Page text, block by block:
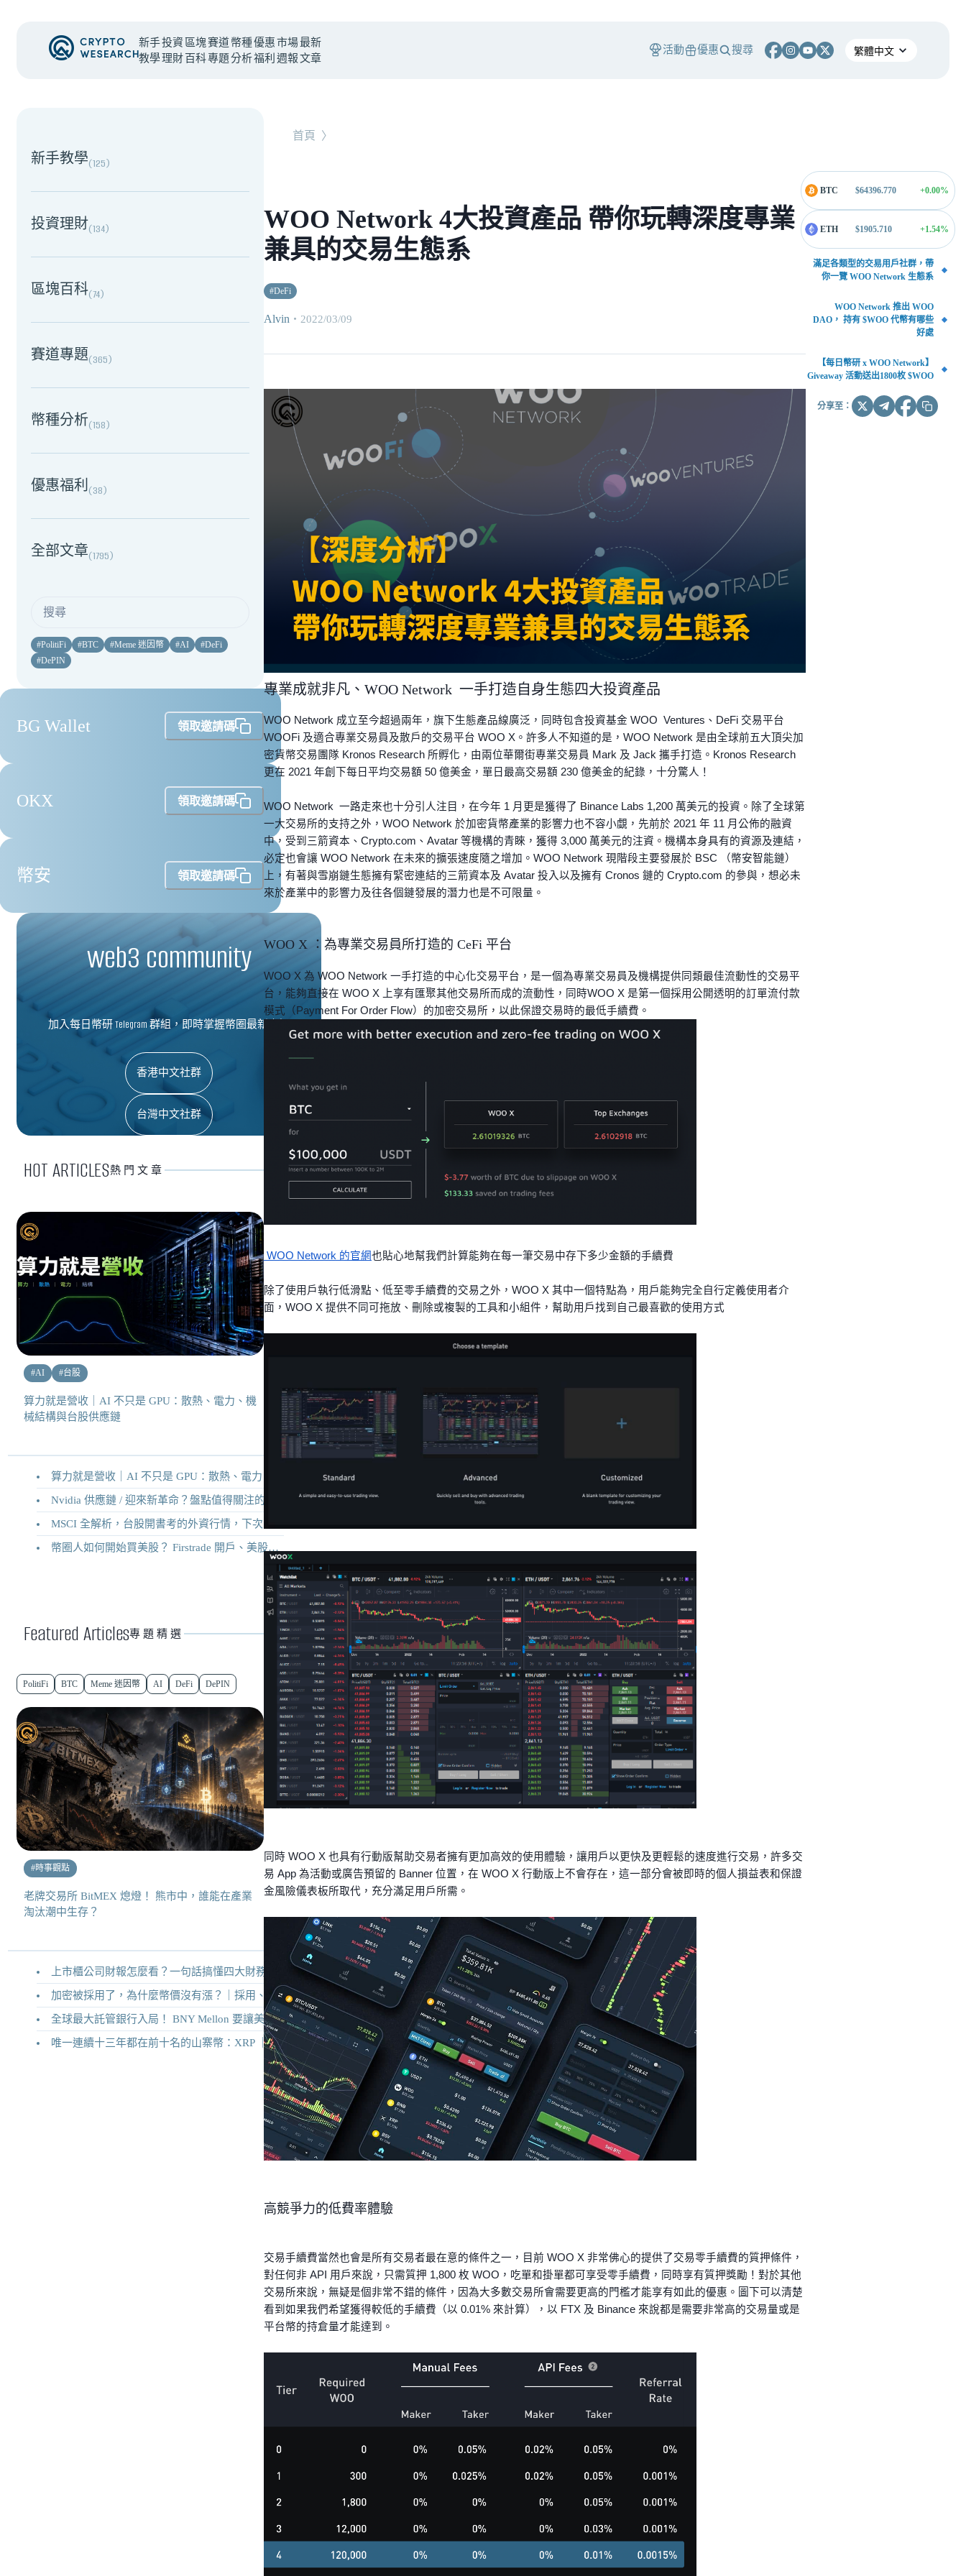
新手
教學
投資
理財
區塊
百科
賽道
專題
幣種
分析
優惠
福利
市場
週報
最新
文章
活動 優惠 搜尋
NEW EVENT
新手教學(125)
投資理財(134)
區塊百科(74)
賽道專題(365)
幣種分析(158)
優惠福利(38)
全部文章(1795)
#PolitiFi #BTC #Meme 迷因幣 #AI #DeFi
#DePIN
BG Wallet 領取邀請碼
OKX 領取邀請碼
幣安 領取邀請碼
web3 community
加入每日幣研 Telegram 群組，即時掌握幣圈最新資訊
香港中文社群
台灣中文社群
HOT ARTICLES熱門文章
#AI #台股
算力就是營收｜AI 不只是 GPU：散熱、電力、機
械結構與台股供應鏈
算力就是營收｜AI 不只是 GPU：散熱、電力、機械結構與台股供應鏈
Nvidia 供應鏈 / 迎來新革命？盤點值得關注的二十家供應鏈企業
MSCI 全解析，台股開書考的外資行情，下次調整你準備好了嗎？
幣圈人如何開始買美股？ Firstrade 開戶、美股交易機制完整教學
Featured Articles專題精選
PolitiFi BTC Meme 迷因幣 AI DeFi DePIN
#時事觀點
老牌交易所 BitMEX 熄燈！ 熊市中，誰能在產業
淘汰潮中生存？
上市櫃公司財報怎麼看？一句話搞懂四大財務報表
加密被採用了，為什麼幣價沒有漲？｜採用、收入與代幣價值捕獲
全球最大託管銀行入局！ BNY Mellon 要讓美債交易 24/7 不打烊
唯一連續十三年都在前十名的山寨幣：XRP ｜Ripple 2026 介紹
首頁 〉
WOO Network 4大投資產品 帶你玩轉深度專業
兼具的交易生態系
#DeFi
Alvin ・ 2022/03/09
專業成就非凡、WOO Network 一手打造自身生態四大投資產品
WOO Network 成立至今超過兩年，旗下生態產品線廣泛，同時包含投資基金 WOO Ventures、DeFi 交易平台
WOOFi 及適合專業交易員及散戶的交易平台 WOO X。許多人不知道的是，WOO Network 是由全球前五大頂尖加
密貨幣交易團隊 Kronos Research 所孵化，由兩位華爾街專業交易員 Mark 及 Jack 攜手打造。Kronos Research
更在 2021 年創下每日平均交易額 50 億美金，單日最高交易額 230 億美金的紀錄，十分驚人！
WOO Network 一路走來也十分引人注目，在今年 1 月更是獲得了 Binance Labs 1,200 萬美元的投資。除了全球第
一大交易所的支持之外，WOO Network 於加密貨幣產業的影響力也不容小覷，先前於 2021 年 11 月公佈的融資
中，受到三箭資本、Crypto.com、Avatar 等機構的青睞，獲得 3,000 萬美元的注資。機構本身具有的資源及連結，
必定也會讓 WOO Network 在未來的擴張速度隨之增加。WOO Network 現階段主要發展於 BSC （幣安智能鏈）
上，有著與雪崩鏈生態擁有緊密連結的三箭資本及 Avatar 投入以及擁有 Cronos 鏈的 Crypto.com 的參與，想必未
來於產業中的影響力及往各個鏈發展的潛力也是不可限量。
WOO X ：為專業交易員所打造的 CeFi 平台
WOO X 為 WOO Network 一手打造的中心化交易平台，是一個為專業交易員及機構提供同類最佳流動性的交易平
台，能夠直接在 WOO X 上享有匯聚其他交易所而成的流動性，同時WOO X 是第一個採用公開透明的訂單流付款
模式（Payment For Order Flow）的加密交易所，以此保證交易時的最低手續費。
WOO Network 的官網也貼心地幫我們計算能夠在每一筆交易中存下多少金額的手續費
除了使用戶執行低滑點、低至零手續費的交易之外，WOO X 其中一個特點為，用戶能夠完全自行定義使用者介
面，WOO X 提供不同可拖放、刪除或複製的工具和小組件，幫助用戶找到自己最喜歡的使用方式
同時 WOO X 也具有行動版幫助交易者擁有更加高效的使用體驗，讓用戶以更快及更輕鬆的速度進行交易，許多交
易 App 為活動或廣告預留的 Banner 位置，在 WOO X 行動版上不會存在，這一部分會被即時的個人損益表和保證
金風險儀表板所取代，充分滿足用戶所需。
高競爭力的低費率體驗
交易手續費當然也會是所有交易者最在意的條件之一，目前 WOO X 非常佛心的提供了交易零手續費的質押條件，
對任何非 API 用戶來說，只需質押 1,800 枚 WOO，吃單和掛單都可享受零手續費，同時享有質押獎勵！對於其他
交易所來說，無疑是個非常不錯的條件，因為大多數交易所會需要更高的門檻才能享有如此的優惠。圖下可以清楚
看到如果我們希望獲得較低的手續費（以 0.01% 來計算），以 FTX 及 Binance 來說都是需要非常高的交易量或是
平台幣的持倉量才能達到。
BTC $64396.770 +0.00%
ETH $1905.710 +1.54%
滿足各類型的交易用戶社群，帶
你一覽 WOO Network 生態系
WOO Network 推出 WOO
DAO， 持有 $WOO 代幣有哪些
好處
【每日幣研 x WOO Network】
Giveaway 活動送出1800枚 $WOO
分享至：